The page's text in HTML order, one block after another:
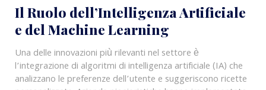
Il Ruolo dell’Intelligenza Artificiale
e del Machine Learning
Una delle innovazioni più rilevanti nel settore è
l’integrazione di algoritmi di intelligenza artificiale (IA) che
analizzano le preferenze dell’utente e suggeriscono ricette